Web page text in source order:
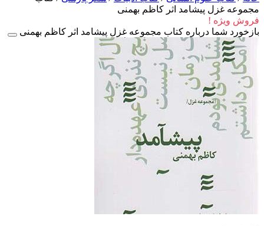
مجموعه غزل پیشامد اثر کاظم بهمنی
فروش ویژه !
بازخورد شما درباره کتاب مجموعه غزل پیشامد اثر کاظم بهمنی